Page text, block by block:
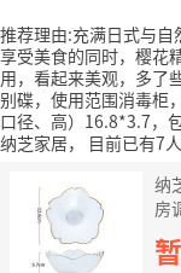
推荐理由:充满日式与
享受美食的同时，樱花
用，看起来美观，多了
别碟，使用范围消毒柜
口径、高）16.8*3.7，
纳芝家居，
目前已有7
纳
房
凌